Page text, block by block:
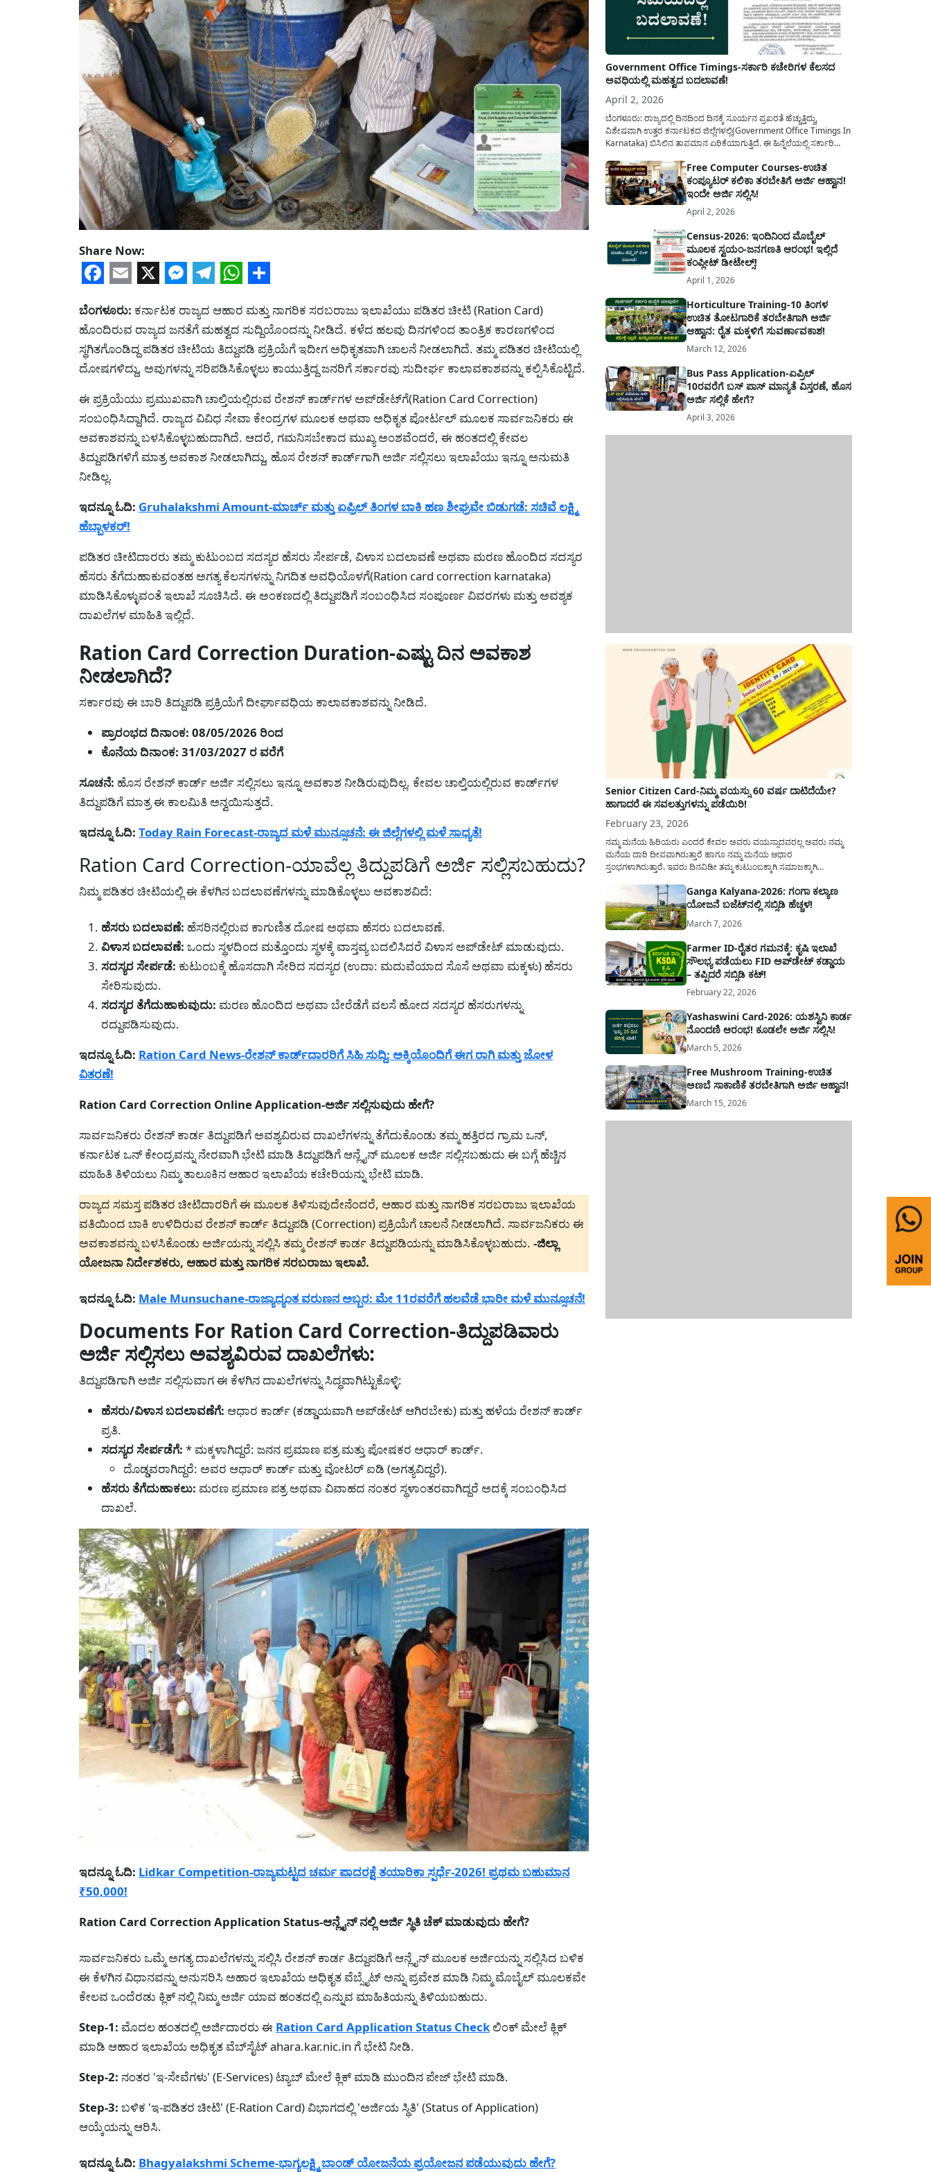
Share Now:
Facebook
Email
X Messenger
Telegram
WhatsApp
Share
ಬೆಂಗಳೂರು: ಕರ್ನಾಟಕ ರಾಜ್ಯದ ಆಹಾರ ಮತ್ತು ನಾಗರಿಕ ಸರಬರಾಜು ಇಲಾಖೆಯು ಪಡಿತರ ಚೀಟಿ (Ration Card)
ಹೊಂದಿರುವ ರಾಜ್ಯದ ಜನತೆಗೆ ಮಹತ್ವದ ಸುದ್ದಿಯೊಂದನ್ನು ನೀಡಿದೆ. ಕಳೆದ ಹಲವು ದಿನಗಳಿಂದ ತಾಂತ್ರಿಕ ಕಾರಣಗಳಿಂದ
ಸ್ಥಗಿತಗೊಂಡಿದ್ದ ಪಡಿತರ ಚೀಟಿಯ ತಿದ್ದುಪಡಿ ಪ್ರಕ್ರಿಯೆಗೆ ಇದೀಗ ಅಧಿಕೃತವಾಗಿ ಚಾಲನೆ ನೀಡಲಾಗಿದೆ. ತಮ್ಮ ಪಡಿತರ ಚೀಟಿಯಲ್ಲಿ
ದೋಷಗಳಿದ್ದು, ಅವುಗಳನ್ನು ಸರಿಪಡಿಸಿಕೊಳ್ಳಲು ಕಾಯುತ್ತಿದ್ದ ಜನರಿಗೆ ಸರ್ಕಾರವು ಸುದೀರ್ಘ ಕಾಲಾವಕಾಶವನ್ನು ಕಲ್ಪಿಸಿಕೊಟ್ಟಿದೆ.
ಈ ಪ್ರಕ್ರಿಯೆಯು ಪ್ರಮುಖವಾಗಿ ಚಾಲ್ತಿಯಲ್ಲಿರುವ ರೇಶನ್ ಕಾರ್ಡ್‌ಗಳ ಅಪ್‌ಡೇಟ್‌ಗೆ(Ration Card Correction)
ಸಂಬಂಧಿಸಿದ್ದಾಗಿದೆ. ರಾಜ್ಯದ ವಿವಿಧ ಸೇವಾ ಕೇಂದ್ರಗಳ ಮೂಲಕ ಅಥವಾ ಅಧಿಕೃತ ಪೋರ್ಟಲ್ ಮೂಲಕ ಸಾರ್ವಜನಿಕರು ಈ
ಅವಕಾಶವನ್ನು ಬಳಸಿಕೊಳ್ಳಬಹುದಾಗಿದೆ. ಆದರೆ, ಗಮನಿಸಬೇಕಾದ ಮುಖ್ಯ ಅಂಶವೆಂದರೆ, ಈ ಹಂತದಲ್ಲಿ ಕೇವಲ
ತಿದ್ದುಪಡಿಗಳಿಗೆ ಮಾತ್ರ ಅವಕಾಶ ನೀಡಲಾಗಿದ್ದು, ಹೊಸ ರೇಶನ್ ಕಾರ್ಡ್‌ಗಾಗಿ ಅರ್ಜಿ ಸಲ್ಲಿಸಲು ಇಲಾಖೆಯು ಇನ್ನೂ ಅನುಮತಿ
ನೀಡಿಲ್ಲ.
ಇದನ್ನೂ ಓದಿ: Gruhalakshmi Amount-ಮಾರ್ಚ್ ಮತ್ತು ಏಪ್ರಿಲ್ ತಿಂಗಳ ಬಾಕಿ ಹಣ ಶೀಘ್ರವೇ ಬಿಡುಗಡೆ: ಸಚಿವೆ ಲಕ್ಷ್ಮಿ
ಹೆಬ್ಬಾಳಕರ್!
ಪಡಿತರ ಚೀಟಿದಾರರು ತಮ್ಮ ಕುಟುಂಬದ ಸದಸ್ಯರ ಹೆಸರು ಸೇರ್ಪಡೆ, ವಿಳಾಸ ಬದಲಾವಣೆ ಅಥವಾ ಮರಣ ಹೊಂದಿದ ಸದಸ್ಯರ
ಹೆಸರು ತೆಗೆದುಹಾಕುವಂತಹ ಅಗತ್ಯ ಕೆಲಸಗಳನ್ನು ನಿಗದಿತ ಅವಧಿಯೊಳಗೆ(Ration card correction karnataka)
ಮಾಡಿಸಿಕೊಳ್ಳುವಂತೆ ಇಲಾಖೆ ಸೂಚಿಸಿದೆ. ಈ ಅಂಕಣದಲ್ಲಿ ತಿದ್ದುಪಡಿಗೆ ಸಂಬಂಧಿಸಿದ ಸಂಪೂರ್ಣ ವಿವರಗಳು ಮತ್ತು ಅವಶ್ಯಕ
ದಾಖಲೆಗಳ ಮಾಹಿತಿ ಇಲ್ಲಿದೆ.
Ration Card Correction Duration-ಎಷ್ಟು ದಿನ ಅವಕಾಶ
ನೀಡಲಾಗಿದೆ?
ಸರ್ಕಾರವು ಈ ಬಾರಿ ತಿದ್ದುಪಡಿ ಪ್ರಕ್ರಿಯೆಗೆ ದೀರ್ಘಾವಧಿಯ ಕಾಲಾವಕಾಶವನ್ನು ನೀಡಿದೆ.
ಪ್ರಾರಂಭದ ದಿನಾಂಕ: 08/05/2026 ರಿಂದ
ಕೊನೆಯ ದಿನಾಂಕ: 31/03/2027 ರ ವರೆಗೆ
ಸೂಚನೆ: ಹೊಸ ರೇಶನ್ ಕಾರ್ಡ್ ಅರ್ಜಿ ಸಲ್ಲಿಸಲು ಇನ್ನೂ ಅವಕಾಶ ನೀಡಿರುವುದಿಲ್ಲ. ಕೇವಲ ಚಾಲ್ತಿಯಲ್ಲಿರುವ ಕಾರ್ಡ್‌ಗಳ
ತಿದ್ದುಪಡಿಗೆ ಮಾತ್ರ ಈ ಕಾಲಮಿತಿ ಅನ್ವಯಿಸುತ್ತದೆ.
ಇದನ್ನೂ ಓದಿ: Today Rain Forecast-ರಾಜ್ಯದ ಮಳೆ ಮುನ್ಸೂಚನೆ: ಈ ಜಿಲ್ಲೆಗಳಲ್ಲಿ ಮಳೆ ಸಾಧ್ಯತೆ!
Ration Card Correction-ಯಾವೆಲ್ಲ ತಿದ್ದುಪಡಿಗೆ ಅರ್ಜಿ ಸಲ್ಲಿಸಬಹುದು?
ನಿಮ್ಮ ಪಡಿತರ ಚೀಟಿಯಲ್ಲಿ ಈ ಕೆಳಗಿನ ಬದಲಾವಣೆಗಳನ್ನು ಮಾಡಿಕೊಳ್ಳಲು ಅವಕಾಶವಿದೆ:
ಹೆಸರು ಬದಲಾವಣೆ: ಹೆಸರಿನಲ್ಲಿರುವ ಕಾಗುಣಿತ ದೋಷ ಅಥವಾ ಹೆಸರು ಬದಲಾವಣೆ.
ವಿಳಾಸ ಬದಲಾವಣೆ: ಒಂದು ಸ್ಥಳದಿಂದ ಮತ್ತೊಂದು ಸ್ಥಳಕ್ಕೆ ವಾಸ್ತವ್ಯ ಬದಲಿಸಿದರೆ ವಿಳಾಸ ಅಪ್‌ಡೇಟ್ ಮಾಡುವುದು.
ಸದಸ್ಯರ ಸೇರ್ಪಡೆ: ಕುಟುಂಬಕ್ಕೆ ಹೊಸದಾಗಿ ಸೇರಿದ ಸದಸ್ಯರ (ಉದಾ: ಮದುವೆಯಾದ ಸೊಸೆ ಅಥವಾ ಮಕ್ಕಳು) ಹೆಸರು
ಸೇರಿಸುವುದು.
ಸದಸ್ಯರ ತೆಗೆದುಹಾಕುವುದು: ಮರಣ ಹೊಂದಿದ ಅಥವಾ ಬೇರೆಡೆಗೆ ವಲಸೆ ಹೋದ ಸದಸ್ಯರ ಹೆಸರುಗಳನ್ನು
ರದ್ದುಪಡಿಸುವುದು.
ಇದನ್ನೂ ಓದಿ: Ration Card News-ರೇಶನ್ ಕಾರ್ಡ್‌ದಾರರಿಗೆ ಸಿಹಿ ಸುದ್ದಿ: ಅಕ್ಕಿಯೊಂದಿಗೆ ಈಗ ರಾಗಿ ಮತ್ತು ಜೋಳ
ವಿತರಣೆ!
Ration Card Correction Online Application-ಅರ್ಜಿ ಸಲ್ಲಿಸುವುದು ಹೇಗೆ?
ಸಾರ್ವಜನಿಕರು ರೇಶನ್ ಕಾರ್ಡ ತಿದ್ದುಪಡಿಗೆ ಅವಶ್ಯವಿರುವ ದಾಖಲೆಗಳನ್ನು ತೆಗೆದುಕೊಂಡು ತಮ್ಮ ಹತ್ತಿರದ ಗ್ರಾಮ ಒನ್,
ಕರ್ನಾಟಕ ಒನ್ ಕೇಂದ್ರವನ್ನು ನೇರವಾಗಿ ಭೇಟಿ ಮಾಡಿ ತಿದ್ದುಪಡಿಗೆ ಆನ್ಲೈನ್ ಮೂಲಕ ಅರ್ಜಿ ಸಲ್ಲಿಸಬಹುದು ಈ ಬಗ್ಗೆ ಹೆಚ್ಚಿನ
ಮಾಹಿತಿ ತಿಳಿಯಲು ನಿಮ್ಮ ತಾಲೂಕಿನ ಆಹಾರ ಇಲಾಖೆಯ ಕಚೇರಿಯನ್ನು ಭೇಟಿ ಮಾಡಿ.
ರಾಜ್ಯದ ಸಮಸ್ತ ಪಡಿತರ ಚೀಟಿದಾರರಿಗೆ ಈ ಮೂಲಕ ತಿಳಿಸುವುದೇನೆಂದರೆ, ಆಹಾರ ಮತ್ತು ನಾಗರಿಕ ಸರಬರಾಜು ಇಲಾಖೆಯ
ವತಿಯಿಂದ ಬಾಕಿ ಉಳಿದಿರುವ ರೇಶನ್ ಕಾರ್ಡ್ ತಿದ್ದುಪಡಿ (Correction) ಪ್ರಕ್ರಿಯೆಗೆ ಚಾಲನೆ ನೀಡಲಾಗಿದೆ. ಸಾರ್ವಜನಿಕರು ಈ
ಅವಕಾಶವನ್ನು ಬಳಸಿಕೊಂಡು ಅರ್ಜಿಯನ್ನು ಸಲ್ಲಿಸಿ ತಮ್ಮ ರೇಶನ್ ಕಾರ್ಡ ತಿದ್ದುಪಡಿಯನ್ನು ಮಾಡಿಸಿಕೊಳ್ಳಬಹುದು. -ಜಿಲ್ಲಾ
ಯೋಜನಾ ನಿರ್ದೇಶಕರು, ಆಹಾರ ಮತ್ತು ನಾಗರಿಕ ಸರಬರಾಜು ಇಲಾಖೆ.
ಇದನ್ನೂ ಓದಿ: Male Munsuchane-ರಾಜ್ಯಾದ್ಯಂತ ವರುಣನ ಅಬ್ಬರ: ಮೇ 11ರವರೆಗೆ ಹಲವೆಡೆ ಭಾರೀ ಮಳೆ ಮುನ್ಸೂಚನೆ!
Documents For Ration Card Correction-ತಿದ್ದುಪಡಿವಾರು
ಅರ್ಜಿ ಸಲ್ಲಿಸಲು ಅವಶ್ಯವಿರುವ ದಾಖಲೆಗಳು:
ತಿದ್ದುಪಡಿಗಾಗಿ ಅರ್ಜಿ ಸಲ್ಲಿಸುವಾಗ ಈ ಕೆಳಗಿನ ದಾಖಲೆಗಳನ್ನು ಸಿದ್ಧವಾಗಿಟ್ಟುಕೊಳ್ಳಿ:
ಹೆಸರು/ವಿಳಾಸ ಬದಲಾವಣೆಗೆ: ಆಧಾರ ಕಾರ್ಡ್ (ಕಡ್ಡಾಯವಾಗಿ ಅಪ್‌ಡೇಟ್ ಆಗಿರಬೇಕು) ಮತ್ತು ಹಳೆಯ ರೇಶನ್ ಕಾರ್ಡ್
ಪ್ರತಿ.
ಸದಸ್ಯರ ಸೇರ್ಪಡೆಗೆ: * ಮಕ್ಕಳಾಗಿದ್ದರೆ: ಜನನ ಪ್ರಮಾಣ ಪತ್ರ ಮತ್ತು ಪೋಷಕರ ಆಧಾರ್ ಕಾರ್ಡ್.
ದೊಡ್ಡವರಾಗಿದ್ದರೆ: ಅವರ ಆಧಾರ್ ಕಾರ್ಡ್ ಮತ್ತು ವೋಟರ್ ಐಡಿ (ಅಗತ್ಯವಿದ್ದರೆ).
ಹೆಸರು ತೆಗೆದುಹಾಕಲು: ಮರಣ ಪ್ರಮಾಣ ಪತ್ರ ಅಥವಾ ವಿವಾಹದ ನಂತರ ಸ್ಥಳಾಂತರವಾಗಿದ್ದರೆ ಅದಕ್ಕೆ ಸಂಬಂಧಿಸಿದ
ದಾಖಲೆ.
ಇದನ್ನೂ ಓದಿ: Lidkar Competition-ರಾಜ್ಯಮಟ್ಟದ ಚರ್ಮ ಪಾದರಕ್ಷೆ ತಯಾರಿಕಾ ಸ್ಪರ್ಧೆ-2026! ಪ್ರಥಮ ಬಹುಮಾನ
₹50,000!
Ration Card Correction Application Status-ಆನ್ಲೈನ್ ನಲ್ಲಿ ಅರ್ಜಿ ಸ್ಥಿತಿ ಚೆಕ್ ಮಾಡುವುದು ಹೇಗೆ?
ಸಾರ್ವಜನಿಕರು ಒಮ್ಮೆ ಅಗತ್ಯ ದಾಖಲೆಗಳನ್ನು ಸಲ್ಲಿಸಿ ರೇಶನ್ ಕಾರ್ಡ ತಿದ್ದುಪಡಿಗೆ ಆನ್ಲೈನ್ ಮೂಲಕ ಅರ್ಜಿಯನ್ನು ಸಲ್ಲಿಸಿದ ಬಳಿಕ
ಈ ಕೆಳಗಿನ ವಿಧಾನವನ್ನು ಅನುಸರಿಸಿ ಅಹಾರ ಇಲಾಖೆಯ ಅಧಿಕೃತ ವೆಬ್ಸೈಟ್ ಅನ್ನು ಪ್ರವೇಶ ಮಾಡಿ ನಿಮ್ಮ ಮೊಬೈಲ್ ಮೂಲಕವೇ
ಕೇಲವ ಒಂದೆರಡು ಕ್ಲಿಕ್ ನಲ್ಲಿ ನಿಮ್ಮ ಅರ್ಜಿ ಯಾವ ಹಂತದಲ್ಲಿ ಎನ್ನುವ ಮಾಹಿತಿಯನ್ನು ತಿಳಿಯಬಹುದು.
Step-1: ಮೊದಲ ಹಂತದಲ್ಲಿ ಅರ್ಜಿದಾರರು ಈ Ration Card Application Status Checkಲಿಂಕ್ ಮೇಲೆ ಕ್ಲಿಕ್
ಮಾಡಿ ಆಹಾರ ಇಲಾಖೆಯ ಅಧಿಕೃತ ವೆಬ್‌ಸೈಟ್ ahara.kar.nic.in ಗೆ ಭೇಟಿ ನೀಡಿ.
Step-2: ನಂತರ 'ಇ-ಸೇವೆಗಳು' (E-Services) ಟ್ಯಾಬ್ ಮೇಲೆ ಕ್ಲಿಕ್ ಮಾಡಿ ಮುಂದಿನ ಪೇಜ್ ಭೇಟಿ ಮಾಡಿ.
Step-3: ಬಳಿಕ 'ಇ-ಪಡಿತರ ಚೀಟಿ' (E-Ration Card) ವಿಭಾಗದಲ್ಲಿ 'ಅರ್ಜಿಯ ಸ್ಥಿತಿ' (Status of Application)
ಆಯ್ಕೆಯನ್ನು ಆರಿಸಿ.
ಇದನ್ನೂ ಓದಿ: Bhagyalakshmi Scheme-ಭಾಗ್ಯಲಕ್ಷ್ಮಿ ಬಾಂಡ್ ಯೋಜನೆಯ ಪ್ರಯೋಜನ ಪಡೆಯುವುದು ಹೇಗೆ?
Government Office Timings-ಸರ್ಕಾರಿ ಕಚೇರಿಗಳ ಕೆಲಸದ
ಅವಧಿಯಲ್ಲಿ ಮಹತ್ವದ ಬದಲಾವಣೆ!
April 2, 2026
ಬೆಂಗಳೂರು: ರಾಜ್ಯದಲ್ಲಿ ದಿನದಿಂದ ದಿನಕ್ಕೆ ಸೂರ್ಯನ ಪ್ರಖರತೆ ಹೆಚ್ಚುತ್ತಿದ್ದು,
ವಿಶೇಷವಾಗಿ ಉತ್ತರ ಕರ್ನಾಟಕದ ಜಿಲ್ಲೆಗಳಲ್ಲಿ(Government Office Timings In
Karnataka) ಬಿಸಿಲಿನ ತಾಪಮಾನ ಏರಿಕೆಯಾಗುತ್ತಿದೆ. ಈ ಹಿನ್ನೆಲೆಯಲ್ಲಿ ಸರ್ಕಾರಿ
ಸರ್ಕಾರವು ಮಹತ್ವದ ನಿರ್ಧಾರವೊಂದನ್ನು ಕೈಗೊಂಡಿದೆ. ಕಿತ್ತೂರು ಕರ್ನಾಟಕ ಮತ್ತು
ಕಲ್ಯಾಣ ಕರ್ನಾಟಕದ ಒಟ್ಟು 9 ಜಿಲ್ಲೆಗಳಲ್ಲಿ ಏಪ್ರಿಲ್...
Free Computer Courses-ಉಚಿತ
ಕಂಪ್ಯೂಟರ್ ಕಲಿಕಾ ತರಬೇತಿಗೆ ಅರ್ಜಿ ಆಹ್ವಾನ!
ಇಂದೇ ಅರ್ಜಿ ಸಲ್ಲಿಸಿ!
April 2, 2026
Census-2026: ಇಂದಿನಿಂದ ಮೊಬೈಲ್
ಮೂಲಕ ಸ್ವಯಂ-ಜನಗಣತಿ ಆರಂಭ! ಇಲ್ಲಿದೆ
ಕಂಪ್ಲೀಟ್ ಡೀಟೇಲ್ಸ್!
April 1, 2026
Horticulture Training-10 ತಿಂಗಳ
ಉಚಿತ ತೋಟಗಾರಿಕೆ ತರಬೇತಿಗಾಗಿ ಅರ್ಜಿ
ಆಹ್ವಾನ: ರೈತ ಮಕ್ಕಳಿಗೆ ಸುವರ್ಣಾವಕಾಶ!
March 12, 2026
Bus Pass Application-ಏಪ್ರಿಲ್
10ರವರೆಗೆ ಬಸ್ ಪಾಸ್ ಮಾನ್ಯತೆ ವಿಸ್ತರಣೆ, ಹೊಸ
ಅರ್ಜಿ ಸಲ್ಲಿಕೆ ಹೇಗೆ?
April 3, 2026
Senior Citizen Card-ನಿಮ್ಮ ವಯಸ್ಸು 60 ವರ್ಷ ದಾಟಿದೆಯೇ?
ಹಾಗಾದರೆ ಈ ಸವಲತ್ತುಗಳನ್ನು ಪಡೆಯಿರಿ!
February 23, 2026
ನಮ್ಮ ಮನೆಯ ಹಿರಿಯರು ಎಂದರೆ ಕೇವಲ ಅವರು ವಯಸ್ಸಾದವರಲ್ಲ ಅವರು ನಮ್ಮ
ಮನೆಯ ದಾರಿ ದೀಪವಾಗಿರುತ್ತಾರೆ ಹಾಗೂ ನಮ್ಮ ಮನೆಯ ಆಧಾರ
ಸ್ತಂಭಗಳಾಗಿರುತ್ತಾರೆ. ಇವರು ದಿನವಿಡೀ ತಮ್ಮ ಕುಟುಂಬಕ್ಕಾಗಿ ಸಮಾಜಕ್ಕಾಗಿ
ನೆಮ್ಮದಿಯಿಂದ ಕಳೆಯಬೇಕೆಂಬುದು ಪ್ರತಿಯೊಬ್ಬರ ಕನಸಾಗಿರುತ್ತದೆ ಆದ್ದರಿಂದ
ಸರ್ಕಾರವು ಹಿರಿಯ ನಾಗರಿಕರ ಗುರುತಿನ ಚೀಟಿ...
Ganga Kalyana-2026: ಗಂಗಾ ಕಲ್ಯಾಣ
ಯೋಜನೆ ಬಜೆಟ್‌ನಲ್ಲಿ ಸಬ್ಸಿಡಿ ಹೆಚ್ಚಳ!
March 7, 2026
Farmer ID-ರೈತರ ಗಮನಕ್ಕೆ: ಕೃಷಿ ಇಲಾಖೆ
ಸೌಲಭ್ಯ ಪಡೆಯಲು FID ಅಪ್‌ಡೇಟ್ ಕಡ್ಡಾಯ
– ತಪ್ಪಿದರೆ ಸಬ್ಸಿಡಿ ಕಟ್!
February 22, 2026
Yashaswini Card-2026: ಯಶಸ್ವಿನಿ ಕಾರ್ಡ
ನೊಂದಣಿ ಆರಂಭ! ಕೂಡಲೇ ಅರ್ಜಿ ಸಲ್ಲಿಸಿ!
March 5, 2026
Free Mushroom Training-ಉಚಿತ
ಅಣಬೆ ಸಾಕಾಣಿಕೆ ತರಬೇತಿಗಾಗಿ ಅರ್ಜಿ ಆಹ್ವಾನ!
March 15, 2026